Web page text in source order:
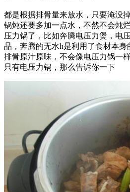
都是根据排骨量来放水，只要淹没
锅炖还要多加一点水，不然不会炖
压力锅了，比如奔腾电压力煲，电
品，奔腾的无水h是利用了食材本
排骨原汁原味，不会像电压力锅一
只有电压力锅，那么告诉你一下